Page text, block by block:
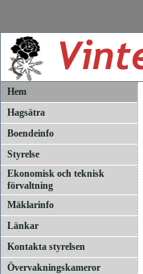
Hem
Hagsätra
Boendeinfo
Styrelse
Ekonomisk och teknisk
förvaltning
Mäklarinfo
Länkar
Kontakta styrelsen
Övervakningskameror